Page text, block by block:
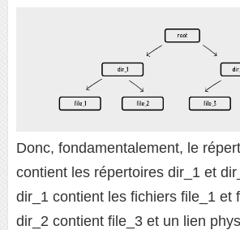
Donc, fondamentalement, le
contient les répertoires dir_1 et
dir_1 contient les fichiers file_1 et
dir_2 contient file_3 et un lien